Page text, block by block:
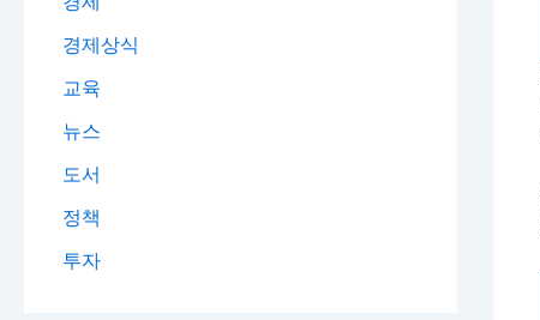
경제상식
교육
뉴스
도서
정책
투자